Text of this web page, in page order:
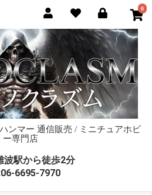
0
ンマー 通信販売 / ミニチュアホビ
ー専門店
波駅から徒歩2分
6695-7970